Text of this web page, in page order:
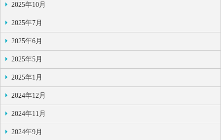
2025年10月
2025年7月
2025年6月
2025年5月
2025年1月
2024年12月
2024年11月
2024年9月